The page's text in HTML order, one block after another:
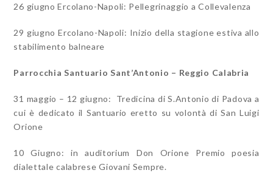
26 giugno Ercolano-Napoli: Pellegrinaggio a Collevalenza
29 giugno Ercolano-Napoli: Inizio della stagione estiva allo
stabilimento balneare
Parrocchia Santuario Sant’Antonio – Reggio Calabria
31 maggio – 12 giugno: Tredicina di S.Antonio di Padova a
cui è dedicato il Santuario eretto su volontà di San Luigi
Orione
10 Giugno: in auditorium Don Orione Premio poesia
dialettale calabrese Giovani Sempre.